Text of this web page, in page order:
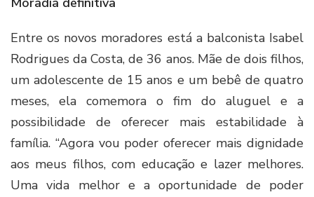
Entre os novos moradores está a balconista Isabel
Rodrigues da Costa, de 36 anos. Mãe de dois filhos,
um adolescente de 15 anos e um bebê de quatro
meses, ela comemora o fim do aluguel e a
possibilidade de oferecer mais estabilidade à
família. “Agora vou poder oferecer mais dignidade
aos meus filhos, com educação e lazer melhores.
Uma vida melhor e a oportunidade de poder